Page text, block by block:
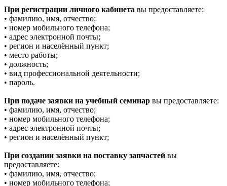
При регистрации личного кабинета вы предоставляете:
• фамилию, имя, отчество;
• номер мобильного телефона;
• адрес электронной почты;
• регион и населённый пункт;
• место работы;
• должность;
• вид профессиональной деятельности;
• пароль.
При подаче заявки на учебный семинар вы предоставляете:
• фамилию, имя, отчество;
• номер мобильного телефона;
• адрес электронной почты;
• регион и населённый пункт;
При создании заявки на поставку запчастей вы
предоставляете:
• фамилию, имя, отчество;
• номер мобильного телефона;